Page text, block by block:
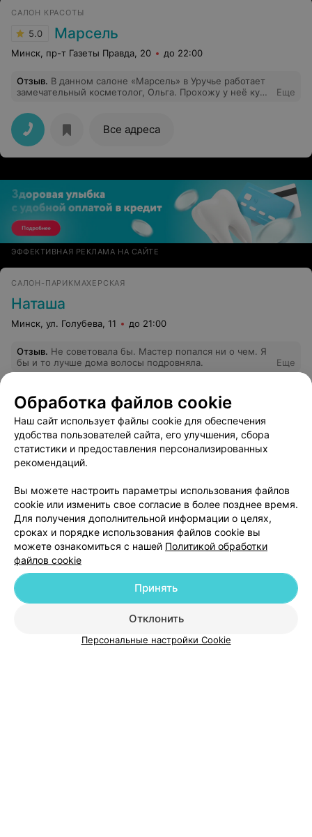
САЛОН КРАСОТЫ
5.0 Марсель
Минск, пр-т Газеты Правда, 20 до 22:00
Отзыв. В данном салоне «Марсель» в Уручье работает
замечательный косметолог, Ольга. Прохожу у неё курс
профессиональный, и в тоже время индивидуальный
(проведение массажа под запрос человека), подход к
работе специалиста.
Еще
Все адреса
ЭФФЕКТИВНАЯ РЕКЛАМА НА САЙТЕ
САЛОН-ПАРИКМАХЕРСКАЯ
Наташа
Минск, ул. Голубева, 11 до 21:00
Отзыв. Не советовала бы. Мастер попался ни о чем. Я
бы и то лучше дома волосы подровняла.
Еще
Отзывы
СТУДИЯ КРАСОТЫ
Красота.by
Минск, ул. Рафиева, 25/1 до 21:00
Добавить компанию
Добавить специалиста
Обработка файлов cookie
Наш сайт использует файлы cookie для обеспечения
удобства пользователей сайта, его улучшения, сбора
статистики и предоставления персонализированных
рекомендаций.
Вы можете настроить параметры использования файлов
cookie или изменить свое согласие в более позднее время.
Для получения дополнительной информации о целях,
сроках и порядке использования файлов cookie вы
можете ознакомиться с нашей Политикой обработки
файлов cookie
Отклонить
Принять
Персональные настройки Cookie